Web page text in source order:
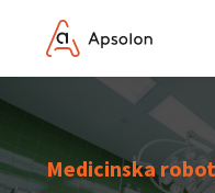
Medicinska